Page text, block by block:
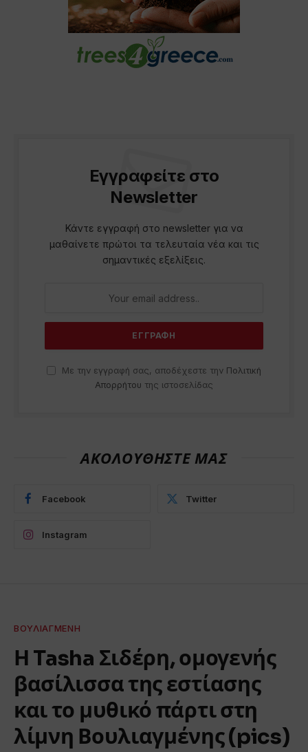
Εγγραφείτε στο
Newsletter
Κάντε εγγραφή στο newsletter για να
μαθαίνετε πρώτοι τα τελευταία νέα και τις
σημαντικές εξελίξεις.
Με την εγγραφή σας, αποδέχεστε την Πολιτική
Απορρήτου της ιστοσελίδας
ΑΚΟΛΟΥΘΗΣΤΕ ΜΑΣ
Facebook Twitter
Instagram
ΒΟΥΛΙΑΓΜΈΝΗ
Η Tasha Σιδέρη, ομογενής
βασίλισσα της εστίασης
και το μυθικό πάρτι στη
λίμνη Βουλιαγμένης (pics)